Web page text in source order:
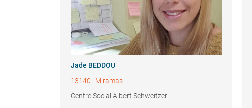
Jade BEDDOU
13140 | Miramas
Centre Social Albert Schweitzer